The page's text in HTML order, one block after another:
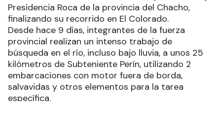
lluvia, la Policía extendió la búsqueda con
embarcación y recorrió unos 180 kilómetros,
desde Subteniente Perín hasta Pampa del Indio y
Presidencia Roca de la provincia del Chacho,
finalizando su recorrido en El Colorado.
Desde hace 9 días, integrantes de la fuerza
provincial realizan un intenso trabajo de
búsqueda en el río, incluso bajo lluvia, a unos 25
kilómetros de Subteniente Perín, utilizando 2